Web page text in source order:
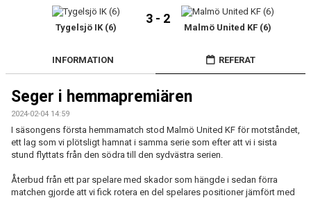
BILDGALLERITygelsjö IK (6)
3 - 2
Malmö United KF (6)
INFORMATION REFERAT
Seger i hemmapremiären
2024-02-04 14:59
I säsongens första hemmamatch stod Malmö United KF för motståndet,
ett lag som vi plötsligt hamnat i samma serie som efter att vi i sista
stund flyttats från den södra till den sydvästra serien.
Återbud från ett par spelare med skador som hängde i sedan förra
matchen gjorde att vi fick rotera en del spelares positioner jämfört med